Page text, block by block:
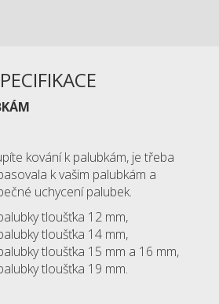
kování k palubkám, je třeba
k vašim palubkám a
uchycení palubek.
tloušťka 12 mm,
tloušťka 14 mm,
tloušťka 15 mm a 16 mm,
tloušťka 19 mm.